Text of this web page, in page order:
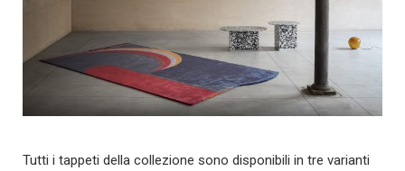
Tutti i tappeti della collezione sono disponibili in tre varianti